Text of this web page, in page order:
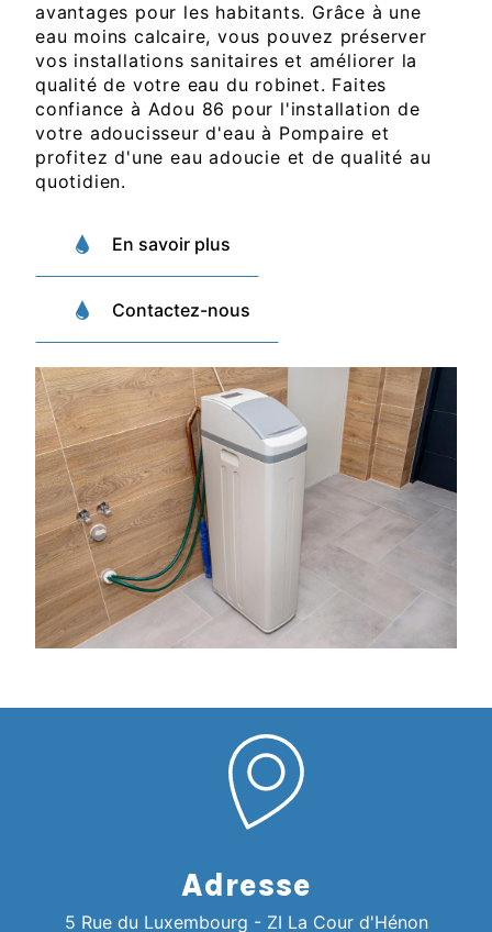
avantages pour les habitants. Grâce à une
eau moins calcaire, vous pouvez préserver
vos installations sanitaires et améliorer la
qualité de votre eau du robinet. Faites
confiance à Adou 86 pour l'installation de
votre adoucisseur d'eau à Pompaire et
profitez d'une eau adoucie et de qualité au
quotidien.
En savoir plus
Contactez-nous
Adresse
5 Rue du Luxembourg - ZI La Cour d'Hénon